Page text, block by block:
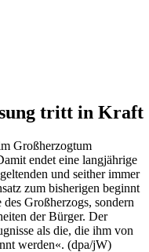
tritt in Kraft
Großherzogtum
endet eine langjährige
und seither immer
zum bisherigen beginnt
Großherzogs, sondern
der Bürger. Der
als die, die ihm von
werden«. (dpa/jW)